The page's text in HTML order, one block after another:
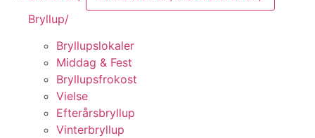
Bryllup/
Bryllupslokaler
Middag & Fest
Bryllupsfrokost
Vielse
Efterårsbryllup
Vinterbryllup